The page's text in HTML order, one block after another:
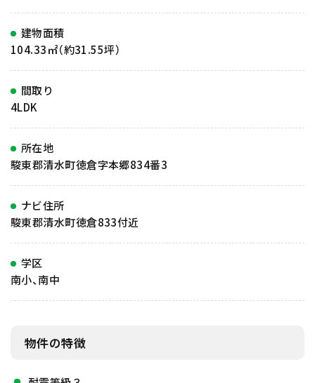
建物面積
104.33㎡（約31.55坪）
間取り
4LDK
所在地
駿東郡清水町徳倉字本郷834番3
ナビ住所
駿東郡清水町徳倉833付近
学区
南小、南中
物件の特徴